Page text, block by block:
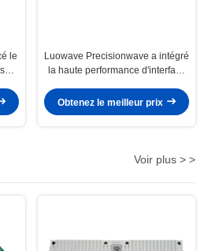
le
Luowave Precisionwave a intégré
la haute performance d'interface
Obtenez le meilleur prix
Voir plus > >